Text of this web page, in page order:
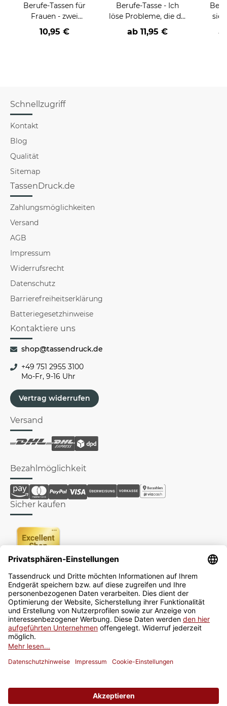
Berufe-Tassen für
Frauen - zwei
Farbvarianten
10,95 €
Berufe-Tasse - Ich
löse Probleme, die du
nicht verstehst -
verschiedene Berufe
ab 11,95 €
Schnellzugriff
Kontakt
Blog
Qualität
Sitemap
TassenDruck.de
Zahlungsmöglichkeiten
Versand
AGB
Impressum
Widerrufsrecht
Datenschutz
Barrierefreiheitserklärung
Batteriegesetzhinweise
Kontaktiere uns
shop@tassendruck.de
+49 751 2955 3100
Mo-Fr, 9-16 Uhr
Vertrag widerrufen
Versand
Bezahlmöglichkeit
Sicher kaufen
Newsletter